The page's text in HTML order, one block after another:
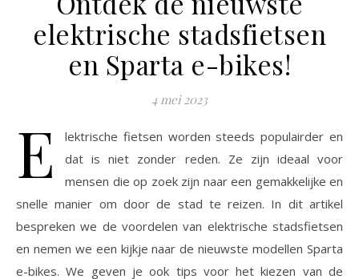
elektrische stadsfietsen
en Sparta e-bikes!
4 mei 2023
E
lektrische fietsen worden steeds populairder en
dat is niet zonder reden. Ze zijn ideaal voor
mensen die op zoek zijn naar een gemakkelijke en
snelle manier om door de stad te reizen. In dit artikel
bespreken we de voordelen van elektrische stadsfietsen
en nemen we een kijkje naar de nieuwste modellen Sparta
e-bikes. We geven je ook tips voor het kiezen van de